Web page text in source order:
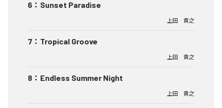
6 ： Sunset Paradise
上田 貴之
7 ： Tropical Groove
上田 貴之
8 ： Endless Summer Night
上田 貴之